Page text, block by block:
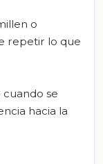
o
repetir lo que
se
hacia la